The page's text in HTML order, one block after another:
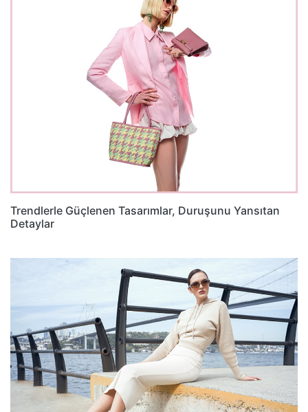
Trendlerle Güçlenen Tasarımlar, Duruşunu Yansıtan
Detaylar